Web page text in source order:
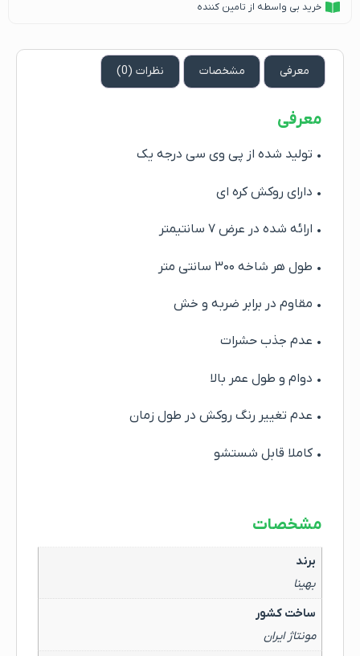
خرید بی واسطه از تامین کننده
معرفی مشخصات نظرات (0)
معرفی
• تولید شده از پی وی سی درجه یک
• دارای روکش کره ای
• ارائه شده در عرض ۷ سانتیمتر
• طول هر شاخه ۳۰۰ سانتی متر
• مقاوم در برابر ضربه و خش
• عدم جذب حشرات
• دوام و طول عمر بالا
• عدم تغییر رنگ روکش در طول زمان
• کاملا قابل شستشو
مشخصات
برند
بهینا
ساخت کشور
مونتاژ ایران